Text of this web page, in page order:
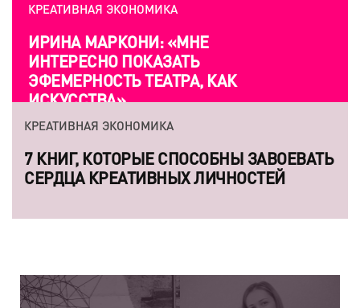
КРЕАТИВНАЯ ЭКОНОМИКА
УТОПИЯ Х. ПОЧЕМУ
ПОВЕСЕЛИТЬСЯ ТОЖЕ ПЛАН, И
ПРИЧЕМ ЗДЕСЬ АРХИТЕКТУРА?
КРЕАТИВНАЯ ЭКОНОМИКА
«СЕРГЕЙ ПАРАДЖАНОВ ОДНАЖДЫ
ПООБЕЩАЛ ОТОМСТИТЬ МИРУ ЛЮБОВЬЮ
ДЕРЖИТСЯ НА ЭТОМ»